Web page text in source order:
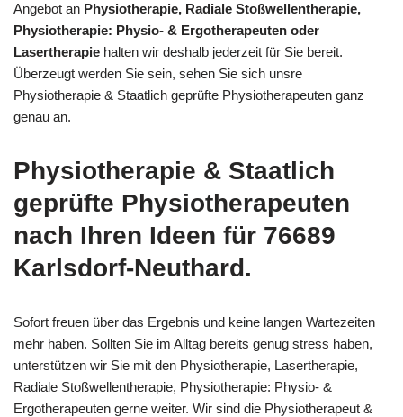
Angebot an Physiotherapie, Radiale Stoßwellentherapie,
Physiotherapie: Physio- & Ergotherapeuten oder
Lasertherapie halten wir deshalb jederzeit für Sie bereit.
Überzeugt werden Sie sein, sehen Sie sich unsre
Physiotherapie & Staatlich geprüfte Physiotherapeuten ganz
genau an.
Physiotherapie & Staatlich
geprüfte Physiotherapeuten
nach Ihren Ideen für 76689
Karlsdorf-Neuthard.
Sofort freuen über das Ergebnis und keine langen Wartezeiten
mehr haben. Sollten Sie im Alltag bereits genug stress haben,
unterstützen wir Sie mit den Physiotherapie, Lasertherapie,
Radiale Stoßwellentherapie, Physiotherapie: Physio- &
Ergotherapeuten gerne weiter. Wir sind die Physiotherapeut &